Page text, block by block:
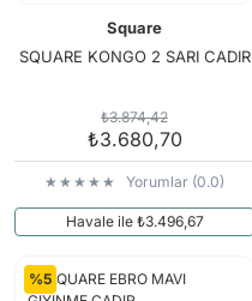
Square
SQUARE KONGO 2 SARI CADIR
₺3.874,42
₺3.680,70
Yorumlar (0.0)
Havale ile ₺3.496,67
%5